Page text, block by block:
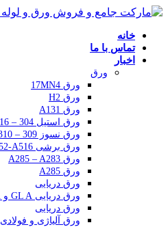
خانه
تماس با ما
اخبار
ورق
ورق 17MN4
ورق H2
ورق A131
ورق استیل 304 – 316
ورق نسوز 309 – 310
ورق برشی ST52-A516
ورق A285 – A283
ورق A285
ورق دریایی
ورق دریایی GL A و LR A
ورق دریایی
ورق آلیاژی و فولادی